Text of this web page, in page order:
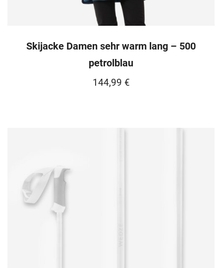
Skijacke Damen sehr warm lang – 500
petrolblau
144,99 €